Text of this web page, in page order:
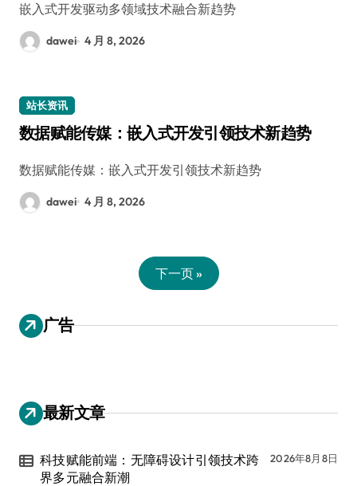
嵌入式开发驱动多领域技术融合新趋势
dawei 4 月 8, 2026
站长资讯
数据赋能传媒：嵌入式开发引领技术新趋势
数据赋能传媒：嵌入式开发引领技术新趋势
dawei 4 月 8, 2026
下一页 »
广告
最新文章
科技赋能前端：无障碍设计引领技术跨
界多元融合新潮
2026年8月8日